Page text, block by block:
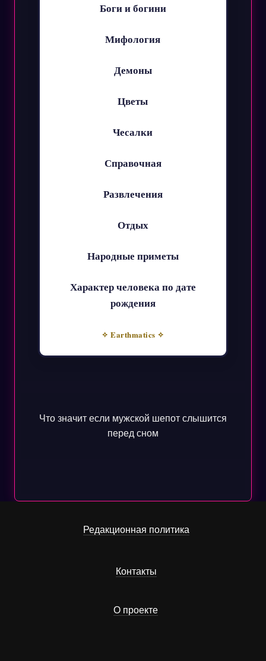
Боги и богини
Мифология
Демоны
Цветы
Чесалки
Справочная
Развлечения
Отдых
Народные приметы
Характер человека по дате
рождения
✧ Earthmatics ✧
Что значит если мужской шепот слышится
перед сном
Редакционная политика
Контакты
О проекте